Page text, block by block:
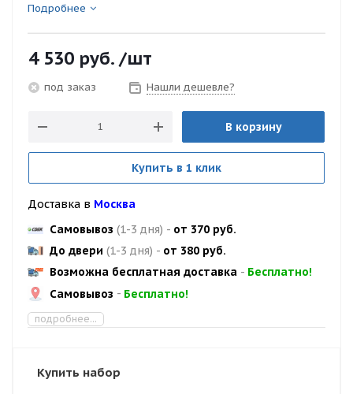
Подробнее
4 530 руб. /шт
под заказ Нашли дешевле?
В корзину
Купить в 1 клик
Доставка в Москва
Самовывоз (1-3 дня) - от 370 руб.
До двери (1-3 дня) - от 380 руб.
Возможна бесплатная доставка - Бесплатно!
Самовывоз - Бесплатно!
подробнее...
Купить набор